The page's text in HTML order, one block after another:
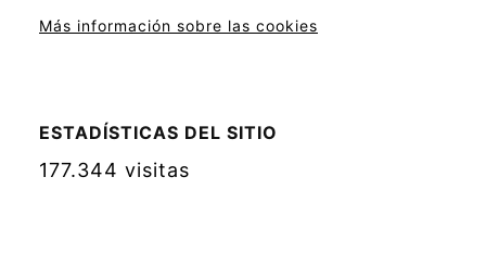
Más información sobre las cookies
ESTADÍSTICAS DEL SITIO
177.344 visitas